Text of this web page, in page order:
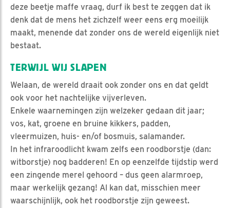
deze beetje maffe vraag, durf ik best te zeggen dat ik
denk dat de mens het zichzelf weer eens erg moeilijk
maakt, menende dat zonder ons de wereld eigenlijk niet
bestaat.
TERWIJL WIJ SLAPEN
Welaan, de wereld draait ook zonder ons en dat geldt
ook voor het nachtelijke vijverleven.
Enkele waarnemingen zijn welzeker gedaan dit jaar;
vos, kat, groene en bruine kikkers, padden,
vleermuizen, huis- en/of bosmuis, salamander.
In het infraroodlicht kwam zelfs een roodborstje (dan:
witborstje) nog badderen! En op eenzelfde tijdstip werd
een zingende merel gehoord – dus geen alarmroep,
maar werkelijk gezang! Al kan dat, misschien meer
waarschijnlijk, ook het roodborstje zijn geweest.